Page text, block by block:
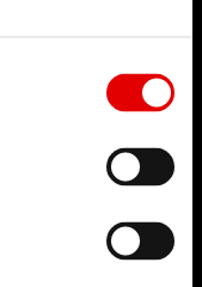
et nous
processus de
idée maîtresse